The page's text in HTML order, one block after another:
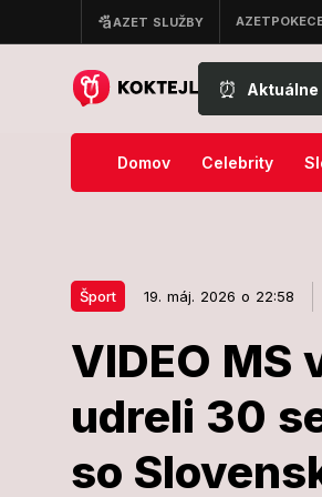
⏰ Aktuálne
horoskop: Levy zažiaria v
Domov Celebrity
Šport 19. máj. 2026 o 22:58
VIDEO
udreli 30
so
VIDEO